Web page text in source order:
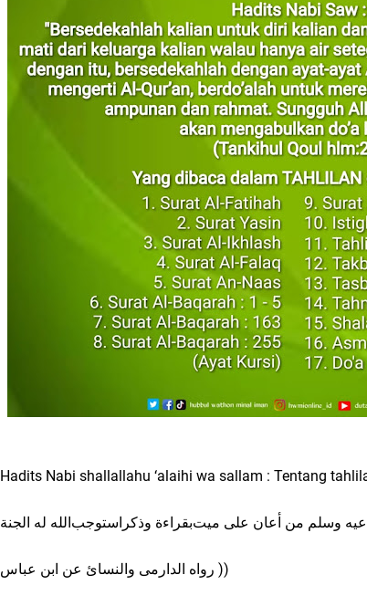
Hadits Nabi shallallahu ‘alaihi wa sallam : Tentang
ﻭﺳﻠﻢ ﻣﻦ ﺃﻋﺎﻥ ﻋﻠﻰ ﻣﻴﺖﺑﻘﺮﺍﺀﺓ ﻭﺫﻛﺮﺍﺳﺘﻮﺟﺐﺍﻟﻠﻪ ﻟﻪ ﺍﻟﺠﻨﺔ
ﺭﻭﺍﻩ ﺍﻟﺪﺍﺭﻣﻰ ﻭﺍﻟﻨﺴﺎﺉ ﻋﻦ ﺍﺑﻦ ﻋﺒﺎﺱ ))